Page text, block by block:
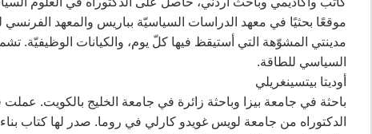
موقعًا بحثيًا في معهد الدراسات السياسيّة بباريس والمعهد
مدينتي المشوّهة التي أستيقظ فيها كلّ يوم، والكيانات الوظيفيّة.
السياسي للطاقة.
أوديتا بيتسينغريلي
باحثة في جامعة بيزا وباحثة زائرة في جامعة الخليج بالكويت.